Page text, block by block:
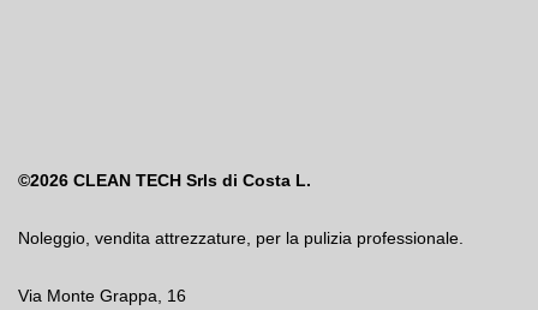
©2026 CLEAN TECH Srls di Costa L.
Noleggio, vendita attrezzature, per la pulizia professionale.
Via Monte Grappa, 16